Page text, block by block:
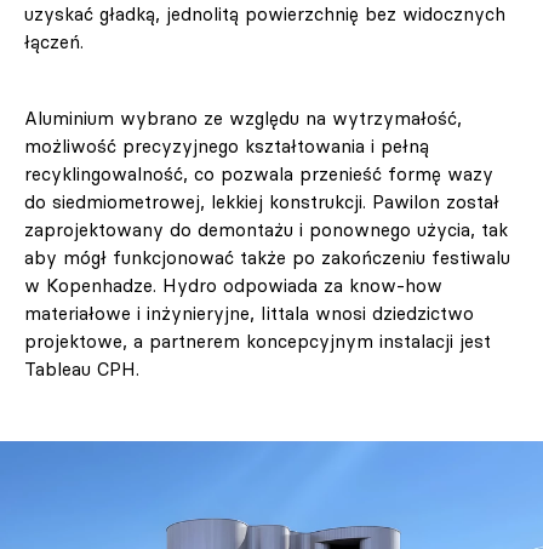
uzyskać gładką, jednolitą powierzchnię bez widocznych
łączeń.
Aluminium wybrano ze względu na wytrzymałość,
możliwość precyzyjnego kształtowania i pełną
recyklingowalność, co pozwala przenieść formę wazy
do siedmiometrowej, lekkiej konstrukcji. Pawilon został
zaprojektowany do demontażu i ponownego użycia, tak
aby mógł funkcjonować także po zakończeniu festiwalu
w Kopenhadze. Hydro odpowiada za know-how
materiałowe i inżynieryjne, Iittala wnosi dziedzictwo
projektowe, a partnerem koncepcyjnym instalacji jest
Tableau CPH.